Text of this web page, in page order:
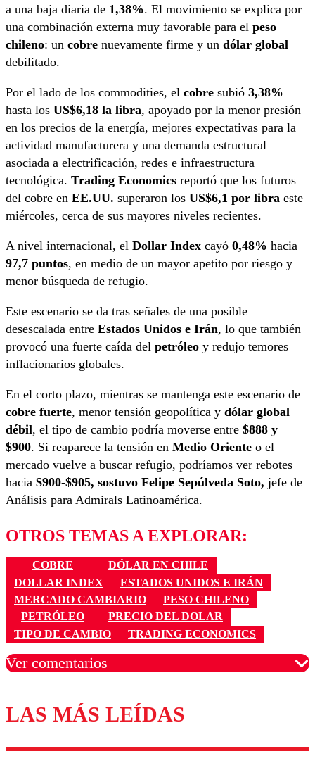
a una baja diaria de 1,38%. El movimiento se explica por
una combinación externa muy favorable para el peso
chileno: un cobre nuevamente firme y un dólar global
debilitado.
Por el lado de los commodities, el cobre subió 3,38%
hasta los US$6,18 la libra, apoyado por la menor presión
en los precios de la energía, mejores expectativas para la
actividad manufacturera y una demanda estructural
asociada a electrificación, redes e infraestructura
tecnológica. Trading Economics reportó que los futuros
del cobre en EE.UU. superaron los US$6,1 por libra este
miércoles, cerca de sus mayores niveles recientes.
A nivel internacional, el Dollar Index cayó 0,48% hacia
97,7 puntos, en medio de un mayor apetito por riesgo y
menor búsqueda de refugio.
Este escenario se da tras señales de una posible
desescalada entre Estados Unidos e Irán, lo que también
provocó una fuerte caída del petróleo y redujo temores
inflacionarios globales.
En el corto plazo, mientras se mantenga este escenario de
cobre fuerte, menor tensión geopolítica y dólar global
débil, el tipo de cambio podría moverse entre $888 y
$900. Si reaparece la tensión en Medio Oriente o el
mercado vuelve a buscar refugio, podríamos ver rebotes
hacia $900-$905, sostuvo Felipe Sepúlveda Soto, jefe de
Análisis para Admirals Latinoamérica.
OTROS TEMAS A EXPLORAR:
COBRE
DÓLAR EN CHILE
DOLLAR INDEX
ESTADOS UNIDOS E IRÁN
MERCADO CAMBIARIO
PESO CHILENO
PETRÓLEO
PRECIO DEL DOLAR
TIPO DE CAMBIO
TRADING ECONOMICS
Ver comentarios
Los comentarios son moderados para garantizar un
diálogo respetuoso.
LAS MÁS LEÍDAS